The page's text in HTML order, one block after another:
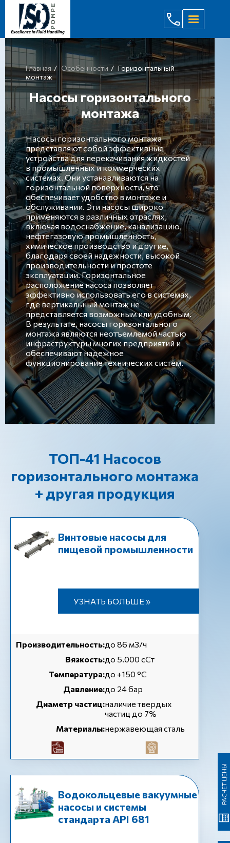
(044)
Главная Особенности
Горизонтальный
монтаж
Насосы горизонтального
монтажа
Насосы горизонтального монтажа
представляют собой эффективные
устройства для перекачивания жидкостей
в промышленных и коммерческих
системах. Они устанавливаются на
горизонтальной поверхности, что
обеспечивает удобство в монтаже и
обслуживании. Эти насосы широко
применяются в различных отраслях,
включая водоснабжение, канализацию,
нефтегазовую промышленность,
химическое производство и другие,
благодаря своей надежности, высокой
производительности и простоте
эксплуатации. Горизонтальное
расположение насоса позволяет
эффективно использовать его в системах,
где вертикальный монтаж не
представляется возможным или удобным.
В результате, насосы горизонтального
монтажа являются неотъемлемой частью
инфраструктуры многих предприятий и
обеспечивают надежное
функционирование технических систем.
ТОП-41 Насосов
горизонтального монтажа
+ другая продукция
Винтовые насосы для
пищевой промышленности
УЗНАТЬ БОЛЬШЕ »
Производительность:до 86 м3/ч
Вязкость:до 5.000 сСт
Температура:до +150 °C
Давление:до 24 бар
Диаметр частиц:наличие твердых
частиц до 7%
Материалы:нержавеющая сталь
Водокольцевые вакуумные
насосы и системы
стандарта API 681
РАСЧЕТ ЦЕНЫ